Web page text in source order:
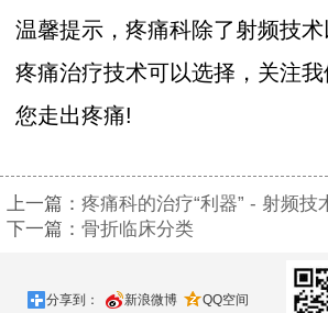
温馨提示，疼痛科除了射频技
疼痛治疗技术可以选择，关注
您走出疼痛!
上一篇：疼痛科的治疗“利器” - 射频技
下一篇：骨折临床分类
分享到： 新浪微博
QQ空间